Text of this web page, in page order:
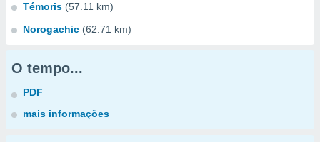
Témoris (57.11 km)
Norogachic (62.71 km)
O tempo...
PDF
mais informações